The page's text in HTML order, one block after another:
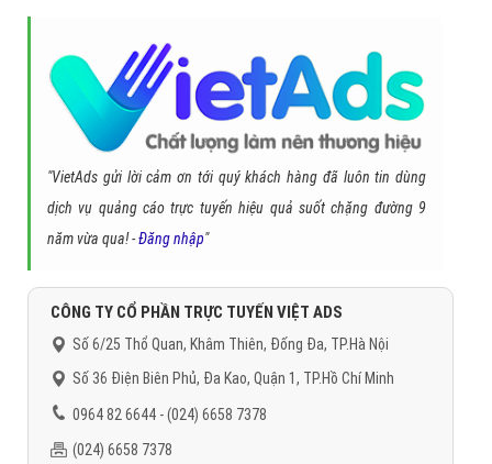
"VietAds gửi lời cảm ơn tới quý khách hàng đã luôn tin dùng
dịch vụ quảng cáo trực tuyến hiệu quả suốt chặng đường 9
năm vừa qua! -Đăng nhập"
CÔNG TY CỔ PHẦN TRỰC TUYẾN VIỆT ADS
Số 6/25 Thổ Quan, Khâm Thiên, Đống Đa, TP.Hà Nội
Số 36 Điện Biên Phủ, Đa Kao, Quận 1, TP.Hồ Chí Minh
0964 82 6644 - (024) 6658 7378
(024) 6658 7378